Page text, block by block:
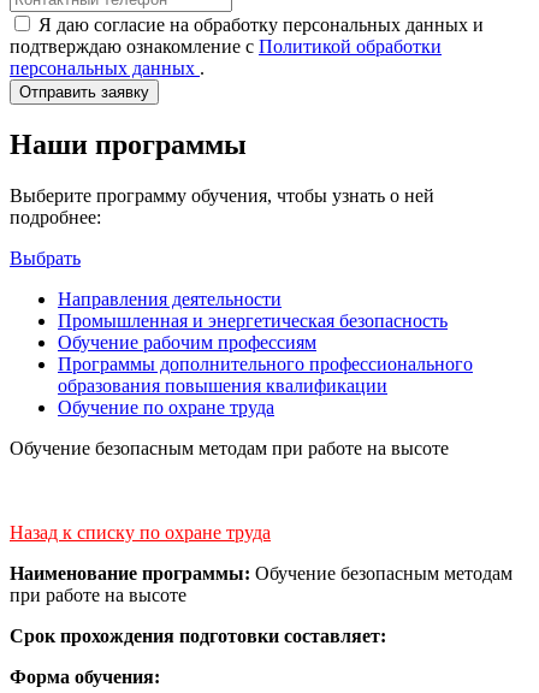
Я даю согласие на обработку персональных данных и
подтверждаю ознакомление с Политикой обработки
персональных данных .
Отправить заявку
Наши программы
Выберите программу обучения, чтобы узнать о ней
подробнее:
Выбрать
Направления деятельности
Промышленная и энергетическая безопасность
Обучение рабочим профессиям
Программы дополнительного профессионального
образования повышения квалификации
Обучение по охране труда
Обучение безопасным методам при работе на высоте
Назад к списку по охране труда
Наименование программы: Обучение безопасным методам
при работе на высоте
Срок прохождения подготовки составляет:
Форма обучения: